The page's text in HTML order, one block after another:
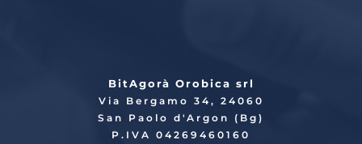
BitAgorà Orobica srl
Via Bergamo 34, 24060
San Paolo d'Argon (Bg)
P.IVA 04269460160